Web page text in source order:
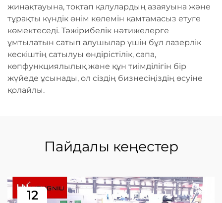
жинақтауына, тоқтап қалулардың азаяуына және
тұрақты күндік өнім көлемін қамтамасыз етуге
көмектеседі. Тәжірибелік нәтижелерге
ұмтылатын сатып алушылар үшін бұл лазерлік
кескіштің сатылуы өндірістілік, сапа,
көпфункциялылық және құн тиімділігін бір
жүйеде ұсынады, ол сіздің бизнесіңіздің өсуіне
қолайлы.
Пайдалы кеңестер
12